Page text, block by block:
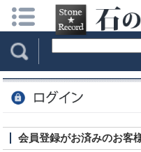
会員登録がお済みのお客